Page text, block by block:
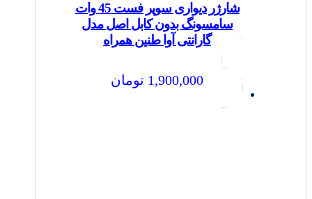
شارژر دیواری سوپر فست 45 وات
سامسونگ بدون کابل اصل مدل
گارانتی آوا طنین همراه
1,900,000 تومان